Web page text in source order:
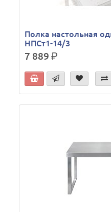
Полка настольная
НПСт1-14/3
7 889р.